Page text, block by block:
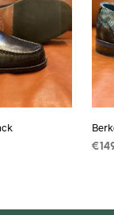
heeft
€